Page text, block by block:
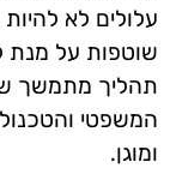
עלולים לא להיות
שוטפות על מנת
תהליך מתמשך
המשפטי
ומוגן.